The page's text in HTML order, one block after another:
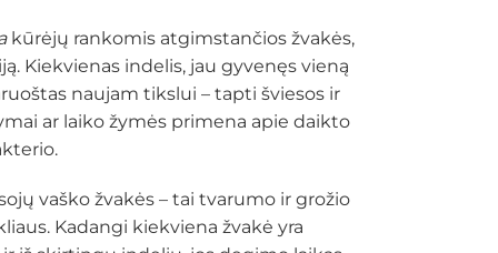
kūrėjų rankomis atgimstančios žvakės,
Kiekvienas indelis, jau gyvenęs vieną
naujam tikslui – tapti šviesos ir
ar laiko žymės primena apie daikto
vaško žvakės – tai tvarumo ir grožio
Kadangi kiekviena žvakė yra